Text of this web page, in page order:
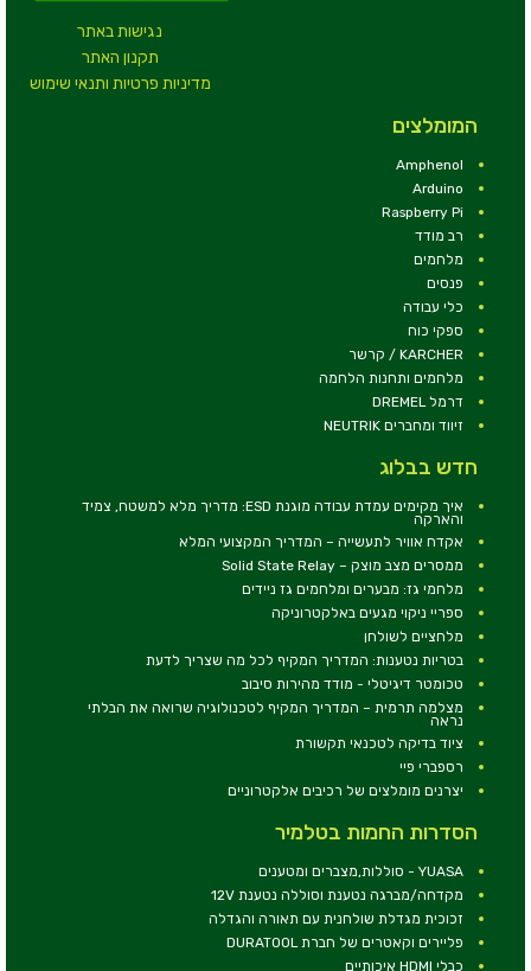
נגישות באתר
תקנון האתר
מדיניות פרטיות ותנאי שימוש
המומלצים
Amphenol
Arduino
Raspberry Pi
רב מודד
מלחמים
פנסים
כלי עבודה
ספקי כוח
KARCHER / קרשר
מלחמים ותחנות הלחמה
דרמל DREMEL
זיווד ומחברים NEUTRIK
חדש בבלוג
איך מקימים עמדת עבודה מוגנת ESD: מדריך מלא למשטח, צמיד
והארקה
אקדח אוויר לתעשייה – המדריך המקצועי המלא
ממסרים מצב מוצק – Solid State Relay
מלחמי גז: מבערים ומלחמים גז ניידים
ספריי ניקוי מגעים באלקטרוניקה
מלחציים לשולחן
בטריות נטענות: המדריך המקיף לכל מה שצריך לדעת
טכומטר דיגיטלי - מודד מהירות סיבוב
מצלמה תרמית – המדריך המקיף לטכנולוגיה שרואה את הבלתי
נראה
ציוד בדיקה לטכנאי תקשורת
רספברי פיי
יצרנים מומלצים של רכיבים אלקטרוניים
הסדרות החמות בטלמיר
YUASA - סוללות,מצברים ומטענים
מקדחה/מברגה נטענת וסוללה נטענת 12V
זכוכית מגדלת שולחנית עם תאורה והגדלה
פליירים וקאטרים של חברת DURATOOL
כבלי HDMI איכותיים